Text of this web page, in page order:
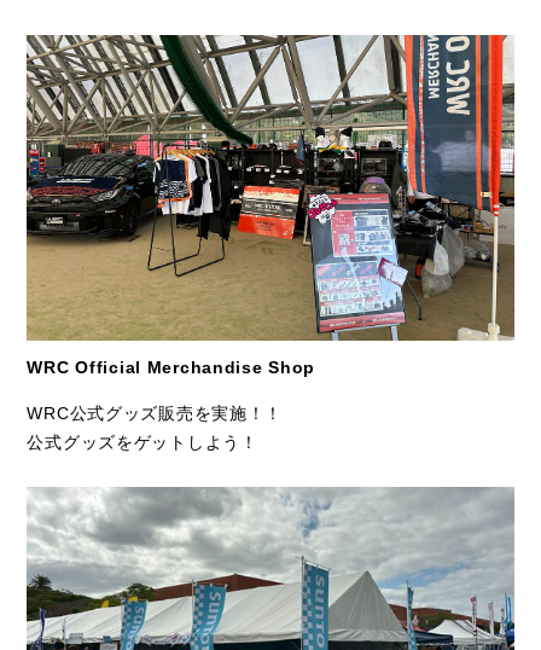
WRC Official Merchandise Shop
WRC公式グッズ販売を実施！！
公式グッズをゲットしよう！